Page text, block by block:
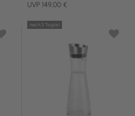
UVP 149,00 €
noch 3 Tag(e)